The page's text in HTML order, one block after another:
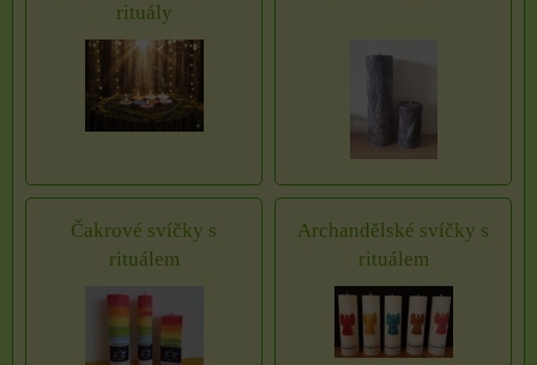
rituály
Čakrové svíčky s
rituálem
Archandělské svíčky s
rituálem